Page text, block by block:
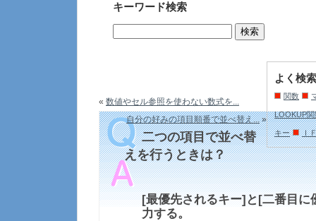
キーワード検索
よく検
関数
LOOKUP関
キー Ｉ
« 数値やセル参照を使わない数式を...
自分の好みの項目順番で並べ替え...»
二つの項目で並べ替
えを行うときは？
[最優先されるキー]と[二番目に
力する。